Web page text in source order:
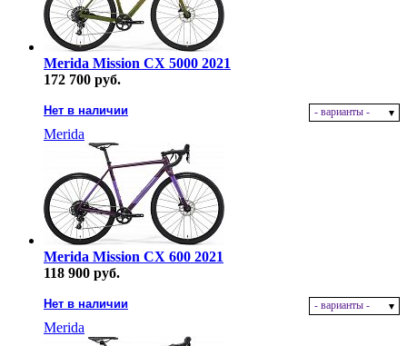
Merida Mission CX 5000 2021
172 700 руб.
Нет в наличии - варианты -
Merida
Merida Mission CX 600 2021
118 900 руб.
Нет в наличии - варианты -
Merida